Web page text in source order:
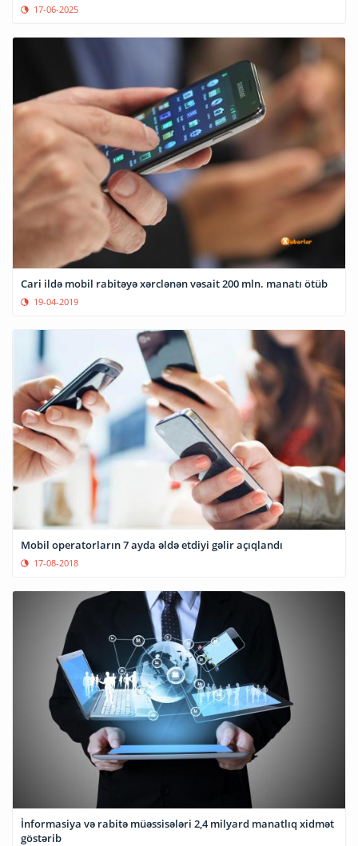
17-06-2025
Cari ildə mobil rabitəyə xərclənən vəsait 200 mln. manatı ötüb
19-04-2019
Mobil operatorların 7 ayda əldə etdiyi gəlir açıqlandı
17-08-2018
İnformasiya və rabitə müəssisələri 2,4 milyard manatlıq xidmət
göstərib